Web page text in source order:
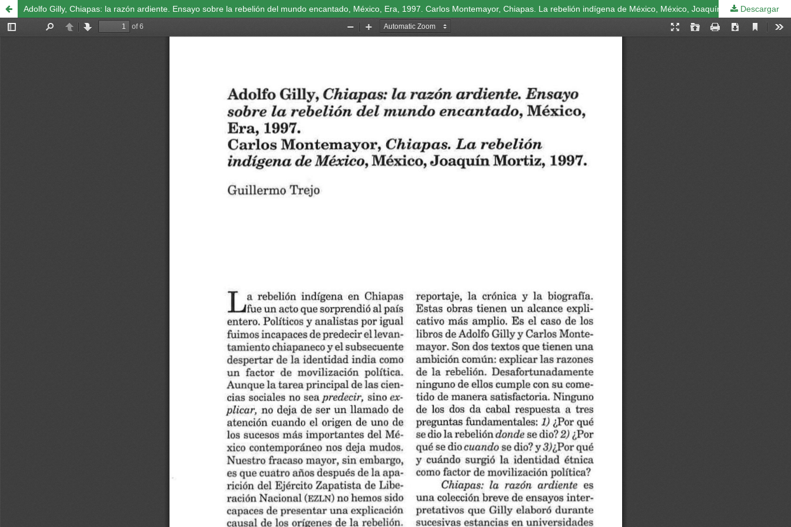
Adolfo Gilly, Chiapas: la razón ardiente. Ensayo sobre la rebelión del mundo encantado, México, Era, 1997. Carlos Montemayor, Chiapas. La rebelión indígena de México, México, Joaquín Mortiz, 1997.
Descargar